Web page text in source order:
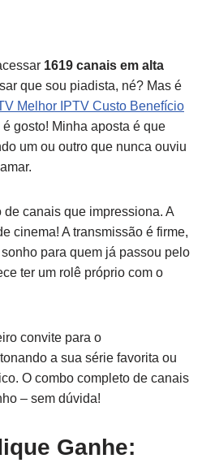
1619 canais em alta
que sou piadista, né? Mas é
Melhor IPTV Custo Benefício
gosto! Minha aposta é que
um ou outro que nunca ouviu
de canais que impressiona. A
cinema! A transmissão é firme,
para quem já passou pelo
ter um rolê próprio com o
convite para o
a sua série favorita ou
O combo completo de canais
– sem dúvida!
Ganhe: